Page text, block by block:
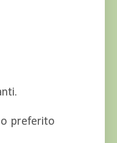
preferito